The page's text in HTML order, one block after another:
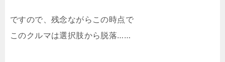
ですので、残念ながらこの時点で
このクルマは選択肢から脱落……